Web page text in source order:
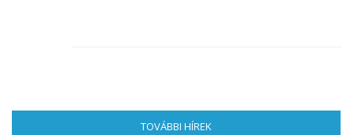
TOVÁBBI HÍREK